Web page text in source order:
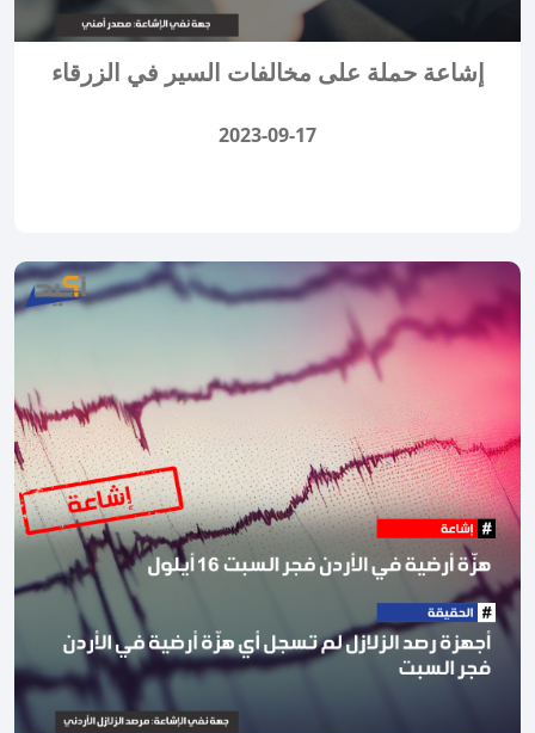
إشاعة حملة على مخالفات السير في الزرقاء
2023-09-17